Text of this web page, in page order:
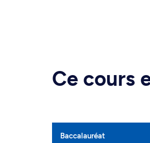
Ce cours
Baccalauréat